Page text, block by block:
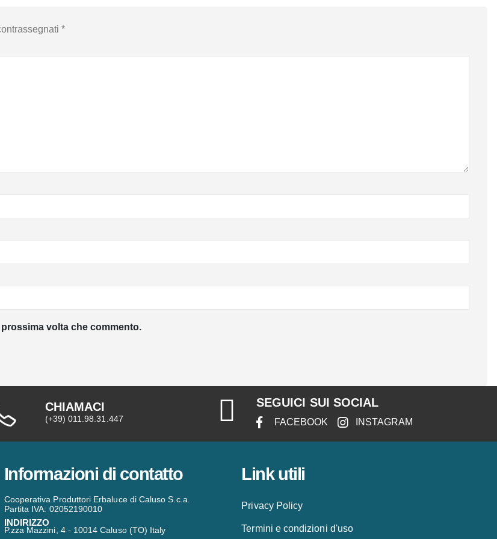
*
volta che commento.
CHIAMACI
(+39) 011.98.31.447
SEGUICI SUI SOCIAL
FACEBOOK INSTAGRAM
Informazioni di contatto
Cooperativa Produttori Erbaluce di Caluso S.c.a.
Partita IVA: 02052190010
INDIRIZZO
P.zza Mazzini, 4 - 10014 Caluso (TO) Italy
Link utili
Privacy Policy
Termini e condizioni d'uso